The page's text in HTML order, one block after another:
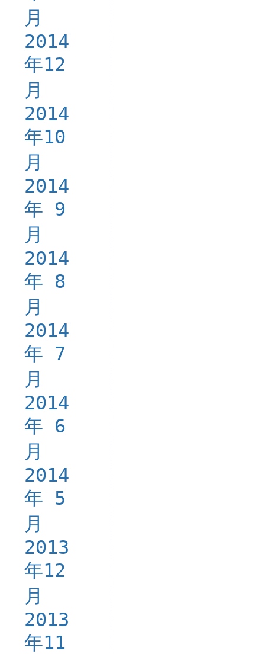
月
2014
年12
月
2014
年10
月
2014
年 9
月
2014
年 8
月
2014
年 7
月
2014
年 6
月
2014
年 5
月
2013
年12
月
2013
年11